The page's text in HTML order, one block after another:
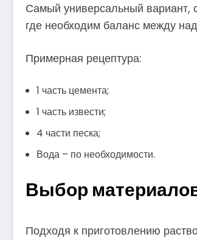
Самый универсальный вариант,
где необходим баланс между
Примерная рецептура:
1 часть цемента;
1 часть извести;
4 части песка;
Вода – по необходимости.
Выбор
Подходя к приготовлению